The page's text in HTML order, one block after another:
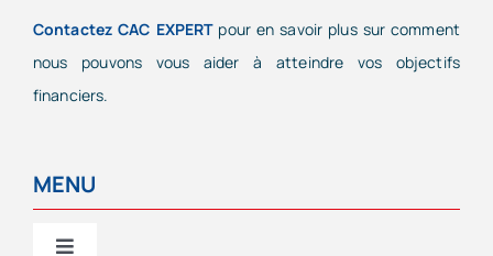
Contactez CAC EXPERTpour en savoir plus sur comment
nous pouvons vous aider à atteindre vos objectifs
financiers.
MENU